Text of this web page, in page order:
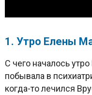
1. Утро Елены
С чего началось
побывала в
когда-то лечился